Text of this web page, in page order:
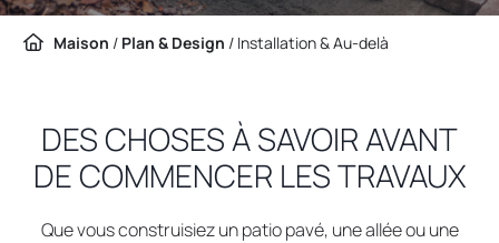
Maison / Plan & Design / Installation & Au-delà
DES CHOSES À SAVOIR AVANT
DE COMMENCER LES TRAVAUX
Que vous construisiez un patio pavé, une allée ou une